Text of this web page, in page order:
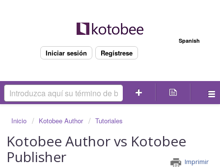
Spanish
Iniciar sesión Regístrese
Inicio Kotobee Author Tutoriales
Kotobee Author vs Kotobee
Publisher
Imprimir